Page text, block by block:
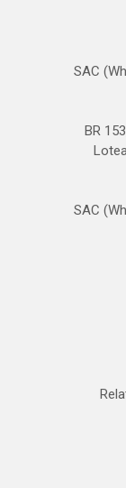
SAC
BR
SAC